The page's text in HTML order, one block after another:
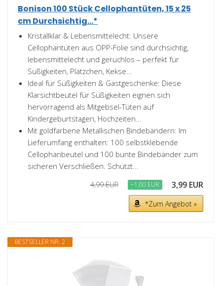
Bonison 100 Stück Cellophantüten, 15 x 25
cm Durchsichtig...*
Kristallklar & Lebensmittelecht: Unsere
Cellophantüten aus OPP-Folie sind durchsichtig,
lebensmittelecht und geruchlos – perfekt für
Süßigkeiten, Plätzchen, Kekse...
Ideal für Süßigkeiten & Gastgeschenke: Diese
Klarsichtbeutel für Süßigkeiten eignen sich
hervorragend als Mitgebsel-Tüten auf
Kindergeburtstagen, Hochzeiten...
Mit goldfarbene Metallischen Bindebändern: Im
Lieferumfang enthalten: 100 selbstklebende
Cellophanbeutel und 100 bunte Bindebänder zum
sicheren Verschließen. Schützt...
4,99 EUR −1,00 EUR 3,99 EUR
*Zum Angebot »
BESTSELLER NR. 2